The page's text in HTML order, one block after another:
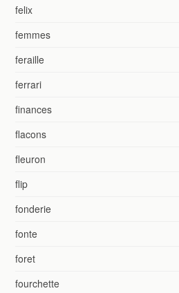
felix
femmes
feraille
ferrari
finances
flacons
fleuron
flip
fonderie
fonte
foret
fourchette